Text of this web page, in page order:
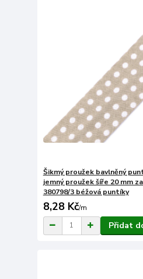
Šikmý proužek bavlněný
jemný proužek šíře 20 mm
380798/3 béžová puntíky
8,28 Kč/m
Přidat